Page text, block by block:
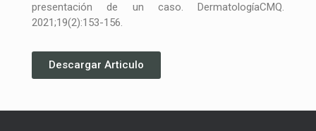
presentación de un caso. DermatologíaCMQ.
2021;19(2):153-156.
Descargar Articulo